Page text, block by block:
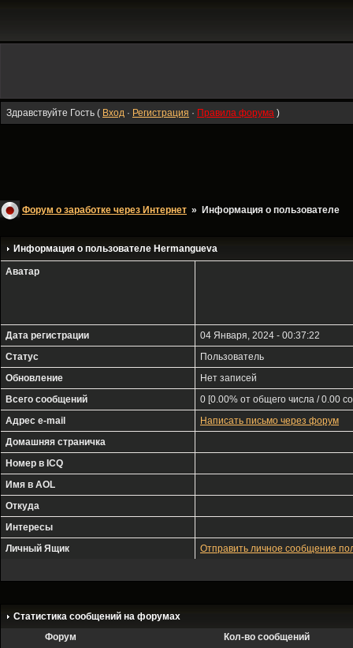
Здравствуйте Гость ( Вход · Регистрация · Правила форума )
Форум о заработке через Интернет » Информация о пользователе
Информация о пользователе Hermangueva
Аватар
Дата регистрации
04 Января, 2024 - 00:37:22
Статус
Пользователь
Обновление
Нет записей
Всего сообщений
0 [0.00% от общего числа / 0.00
Адрес e-mail
Написать письмо через форум
Домашняя страничка
Номер в ICQ
Имя в AOL
Откуда
Интересы
Личный Ящик
Отправить личное сообщение
Статистика сообщений на форумах
Форум
Кол-во сообщений